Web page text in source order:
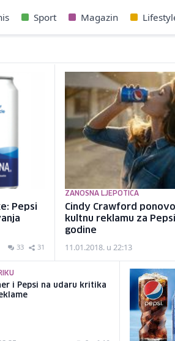
Sport Magazin
Pepsi
33 31
ZANOSNA LJEPOTICA
Cindy Crawford
kultnu reklamu za
godine
11.01.2018. u 22:13
i Pepsi na udaru kritika